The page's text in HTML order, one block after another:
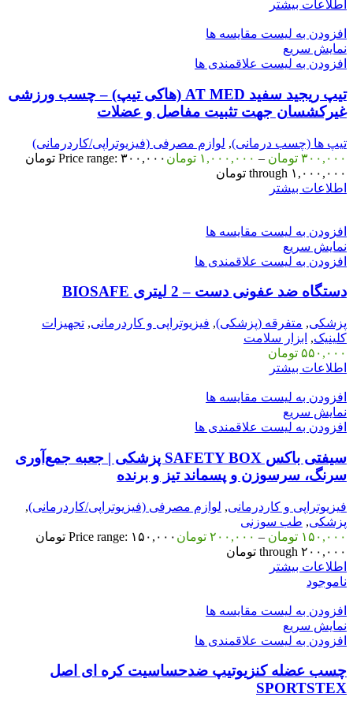
اطلاعات بیشتر
افزودن به لیست مقایسه ها
نمایش سریع
افزودن به لیست علاقمندی ها
تیپ ریجید سفید AT MED (هاکی تیپ) – چسب ورزشی
غیرکشسان جهت تثبیت مفاصل و عضلات
تیپ ها (چسب درمانی), لوازم مصرفی (فیزیوتراپی/کاردرمانی)
۳۰۰,۰۰۰ تومان – ۱,۰۰۰,۰۰۰ تومان
Price range: ۳۰۰,۰۰۰ تومان
through ۱,۰۰۰,۰۰۰ تومان
اطلاعات بیشتر
افزودن به لیست مقایسه ها
نمایش سریع
افزودن به لیست علاقمندی ها
دستگاه ضد عفونی دست – 2 لیتری BIOSAFE
پزشکی, متفرقه (پزشکی), فیزیوتراپی و کاردرمانی, تجهیزات
کلینیک, ابزار سلامت
۵۵۰,۰۰۰ تومان
اطلاعات بیشتر
افزودن به لیست مقایسه ها
نمایش سریع
افزودن به لیست علاقمندی ها
سیفتی باکس SAFETY BOX پزشکی | جعبه جمع‌آوری
سرنگ، سرسوزن و پسماند تیز و برنده
فیزیوتراپی و کاردرمانی, لوازم مصرفی (فیزیوتراپی/کاردرمانی),
پزشکی, طب سوزنی
۱۵۰,۰۰۰ تومان – ۲۰۰,۰۰۰ تومان
Price range: ۱۵۰,۰۰۰ تومان
through ۲۰۰,۰۰۰ تومان
اطلاعات بیشتر
ناموجود
افزودن به لیست مقایسه ها
نمایش سریع
افزودن به لیست علاقمندی ها
چسب عضله کنزیوتیپ ضدحساسیت کره ای اصل
SPORTSTEX